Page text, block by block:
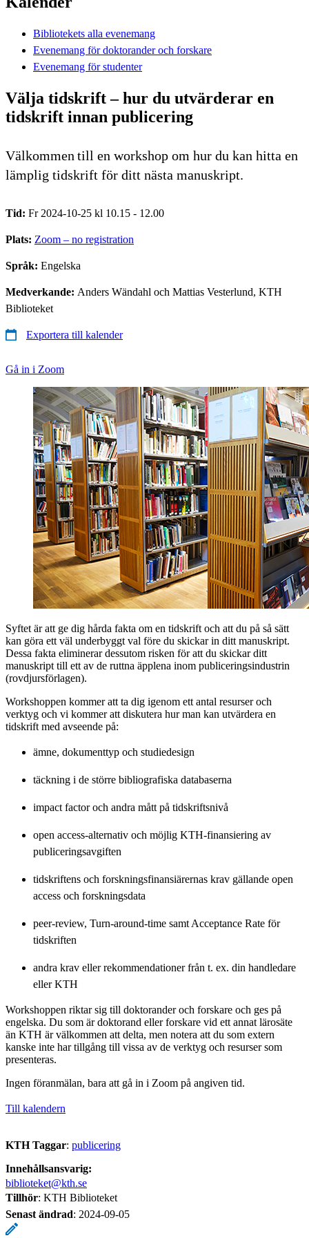
Bibliotekets alla evenemang
Evenemang för doktorander och forskare
Evenemang för studenter
Välja tidskrift – hur du utvärderar en
tidskrift innan publicering
Välkommen till en workshop om hur du kan hitta en
lämplig tidskrift för ditt nästa manuskript.
Tid: Fr 2024-10-25 kl 10.15 - 12.00
Plats: Zoom – no registration
Språk: Engelska
Medverkande: Anders Wändahl och Mattias Vesterlund, KTH
Biblioteket
Exportera till kalender
Gå in i Zoom
Syftet är att ge dig hårda fakta om en tidskrift och att du på så sätt
kan göra ett väl underbyggt val före du skickar in ditt manuskript.
Dessa fakta eliminerar dessutom risken för att du skickar ditt
manuskript till ett av de ruttna äpplena inom publiceringsindustrin
(rovdjursförlagen).
Workshoppen kommer att ta dig igenom ett antal resurser och
verktyg och vi kommer att diskutera hur man kan utvärdera en
tidskrift med avseende på:
ämne, dokumenttyp och studiedesign
täckning i de större bibliografiska databaserna
impact factor och andra mått på tidskriftsnivå
open access-alternativ och möjlig KTH-finansiering av
publiceringsavgiften
tidskriftens och forskningsfinansiärernas krav gällande open
access och forskningsdata
peer-review, Turn-around-time samt Acceptance Rate för
tidskriften
andra krav eller rekommendationer från t. ex. din handledare
eller KTH
Workshoppen riktar sig till doktorander och forskare och ges på
engelska. Du som är doktorand eller forskare vid ett annat lärosäte
än KTH är välkommen att delta, men notera att du som extern
kanske inte har tillgång till vissa av de verktyg och resurser som
presenteras.
Ingen föranmälan, bara att gå in i Zoom på angiven tid.
Till kalendern
KTH Taggar: publicering
Innehållsansvarig:
biblioteket@kth.se
Tillhör: KTH Biblioteket
Senast ändrad: 2024-09-05